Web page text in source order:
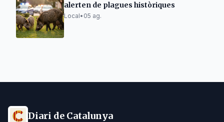
alerten de plagues històriques
Local• 05 ag.
Diari de Catalunya